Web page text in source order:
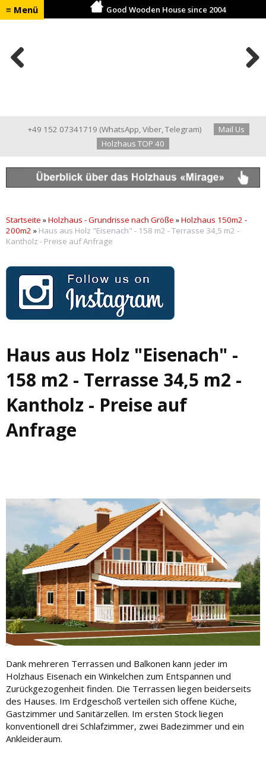
≡ Menü Good Wooden House since 2004
+49 152 07341719 (WhatsApp,Viber,Telegram)
Mail Us
Holzhaus TOP 40
Startseite »Holzhaus - Grundrisse nach Größe »Holzhaus 150m2 -
200m2 » Haus aus Holz "Eisenach" - 158 m2 - Terrasse 34,5 m2 -
Kantholz - Preise auf Anfrage
Haus aus Holz "Eisenach" -
158 m2 - Terrasse 34,5 m2 -
Kantholz - Preise auf
Anfrage
Dank mehreren Terrassen und Balkonen kann jeder im
Holzhaus Eisenach ein Winkelchen zum Entspannen und
Zurückgezogenheit finden. Die Terrassen liegen beiderseits
des Hauses. Im Erdgeschoß verteilen sich offene Küche,
Gastzimmer und Sanitärzellen. Im ersten Stock liegen
konventionell drei Schlafzimmer, zwei Badezimmer und ein
Ankleideraum.